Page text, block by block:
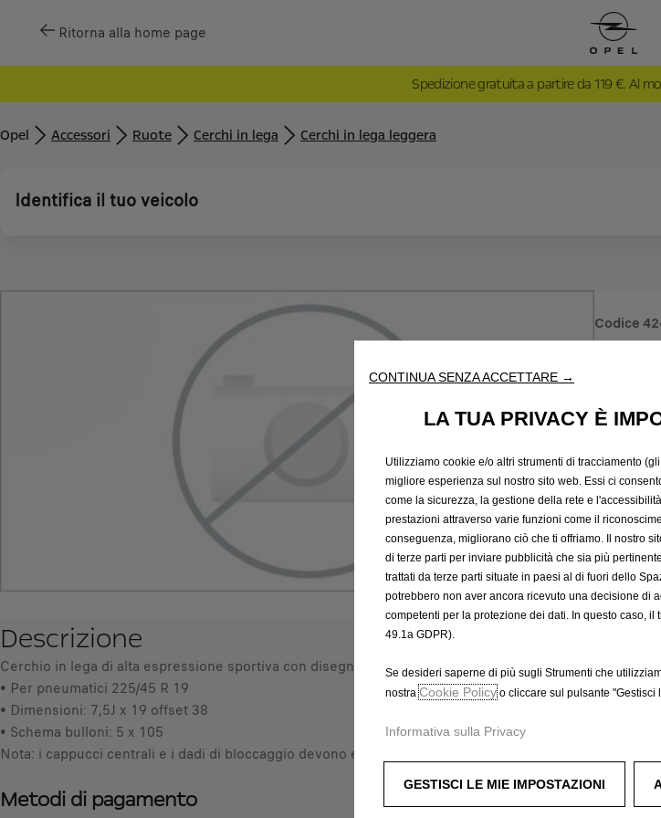
Ritorna alla home page
Spedizione gratuita a partire da 119 €. Al
Opel Accessori Ruote Cerchi in lega Cerchi in lega leggera
Identifica il tuo veicolo
Codice
P
r
i
c
e
i
s
6
,
1
I
V
A
-
Q
u
a
n
t
i
y
u
t
Descrizione
Cerchio in lega di alta espressione sportiva con disegno a 5 razze doppie e finitura argento.
• Per pneumatici 225/45 R 19
• Dimensioni: 7,5J x 19 offset 38
• Schema bulloni: 5 x 105
Nota: i cappucci centrali e i dadi di bloccaggio devono essere ordinati a parte.
Metodi di pagamento
CONTINUA SENZA ACCETTARE →
LA TUA PRIVACY È
Utilizziamo cookie e/o altri strumenti di tracciamento
migliore esperienza sul nostro sito web. Essi ci
come la sicurezza, la gestione della rete e
prestazioni attraverso varie funzioni come il
conseguenza, migliorano ciò che ti offriamo. Il nostro
di terze parti per inviare pubblicità che sia più
trattati da terze parti situate in paesi al di fuori dello
potrebbero non aver ancora ricevuto una decisione di
competenti per la protezione dei dati. In questo caso, il
49.1a GDPR).
Se desideri saperne di più sugli Strumenti che
nostraCookie Policyo cliccare sul pulsante "Gestisci
Informativa sulla Privacy
GESTISCI LE MIE IMPOSTAZIONI